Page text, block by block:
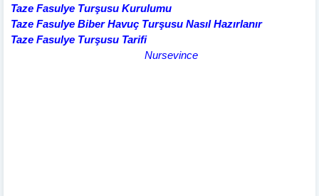
Taze Fasulye Turşusu Kurulumu
Taze Fasulye Biber Havuç Turşusu Nasıl Hazırlanır
Taze Fasulye Turşusu Tarifi
Nursevince